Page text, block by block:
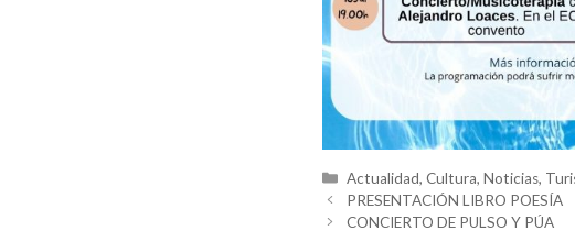
Categorías
Actualidad, Cultura, Noticias,
PRESENTACIÓN LIBRO POESÍA
CONCIERTO DE PULSO Y PÚA